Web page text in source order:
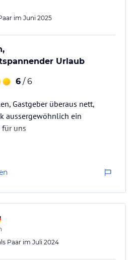
im Juni 2025
Urlaub
6 / 6
Gastgeber überaus nett,
aussergewöhnlich ein
uns
Paar im Juli 2024